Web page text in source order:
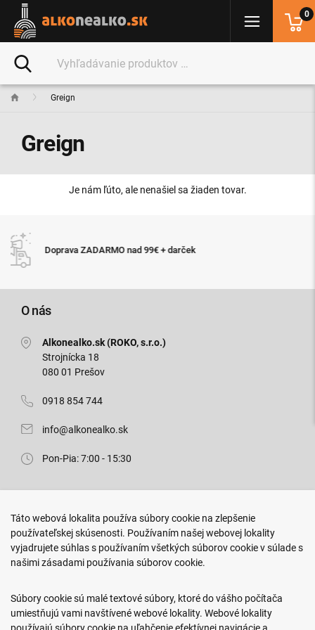
Greign
Greign
Je nám ľúto, ale nenašiel sa žiaden tovar.
Expresné doručenie tovaru do 24
11:00
O nás
Alkonealko.sk (ROKO, s.r.o.)
Strojnícka 18
080 01 Prešov
0918 854 744
info@alkonealko.sk
Pon-Pia: 7:00 - 15:30
Arm. gen. Svobodu 23/A
080 01 Prešov
0917 466 578
sekcovpredajna@doroka.sk
Pon-Ned: 9:00 - 20:00
0
Táto webová lokalita používa súbory cookie na zlepšenie
používateľskej skúsenosti. Používaním našej webovej lokality
vyjadrujete súhlas s používaním všetkých súborov cookie v súlade s
našimi zásadami používania súborov cookie.
Súbory cookie sú malé textové súbory, ktoré do vášho počítača
umiestňujú vami navštívené webové lokality. Webové lokality
používajú súbory cookie na uľahčenie efektívnej navigácie a